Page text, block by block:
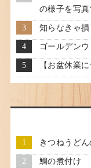
の様子を写
知らなきゃ損
ゴールデン
【お盆休業に
きつねうど
鯛の煮付け